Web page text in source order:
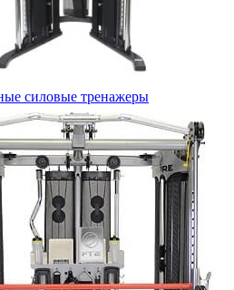
силовые тренажеры